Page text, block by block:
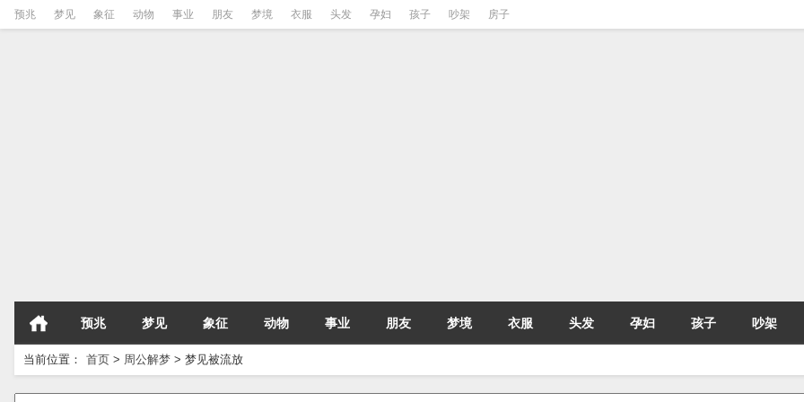
预兆 梦见 象征 动物 事业 朋友 梦境 衣服 头发 孕妇 孩子 吵架 房子
预兆 梦见 象征 动物 事业 朋友 梦境 衣服 头发 孕妇 孩子 吵架
当前位置： 首页 > 周公解梦 > 梦见被流放